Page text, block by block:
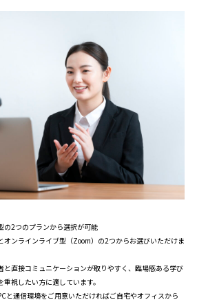
の2つのプランから選択が可能
オンラインライブ型（Zoom）の2つからお選びいただけま
と直接コミュニケーションが取りやすく、臨場感ある学び
視したい方に適しています。
と通信環境をご用意いただければご自宅やオフィスから